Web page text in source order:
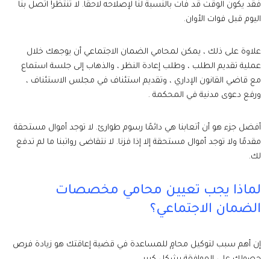
فقد يكون الوقت قد فات بالنسبة لنا لإصلاحه لاحقًا. لا تنتظر! اتصل بنا
اليوم قبل فوات الأوان.
علاوة على ذلك ، يمكن لمحامي الضمان الاجتماعي أن يوجهك خلال
عملية تقديم الطلب ، وطلب إعادة النظر ، والذهاب إلى جلسة استماع
مع قاضي القانون الإداري ، وتقديم استئناف في مجلس الاستئناف ،
ورفع دعوى مدنية في المحكمة .
أفضل جزء هو أن أتعابنا هي دائمًا رسوم طوارئ. لا توجد أموال مستحقة
مقدمًا ولا توجد أموال مستحقة إلا إذا فزنا. لا نتقاضى رواتبنا ما لم تدفع
لك.
لماذا يجب تعيين محامي مخصصات
الضمان الاجتماعي؟
إن أهم سبب لتوكيل محامٍ للمساعدة في قضية إعاقتك هو زيادة فرص